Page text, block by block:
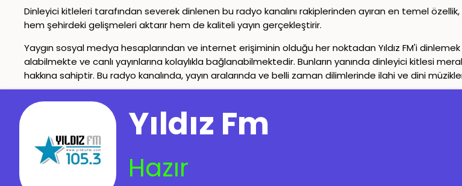
Dinleyici kitleleri tarafından severek dinlenen bu radyo kanalını rakiplerinden ayıran en temel özellik,
hem şehirdeki gelişmeleri aktarır hem de kaliteli yayın gerçekleştirir.
Yaygın sosyal medya hesaplarından ve internet erişiminin olduğu her noktadan Yıldız FM'i
alabilmekte ve canlı yayınlarına kolaylıkla bağlanabilmektedir. Bunların yanında dinleyici kitlesi
hakkına sahiptir. Bu radyo kanalında, yayın aralarında ve belli zaman dilimlerinde ilahi ve dini
İletişim